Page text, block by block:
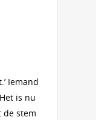
Iemand
is nu
de stem